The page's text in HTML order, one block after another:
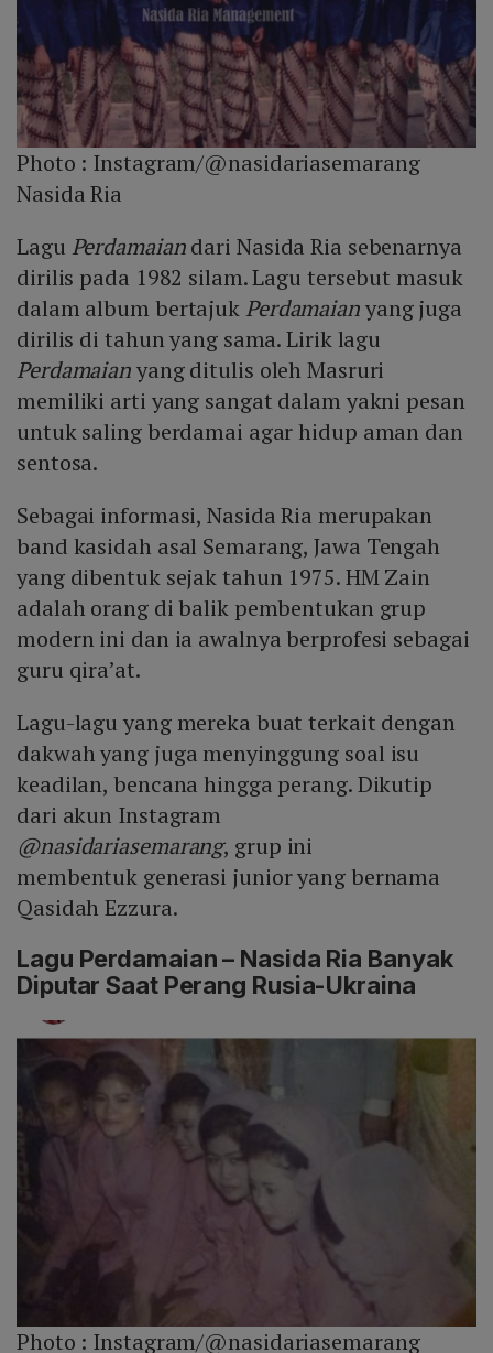
Photo : Instagram/@nasidariasemarang
Nasida Ria
Lagu Perdamaiandari Nasida Ria sebenarnya
dirilis pada 1982 silam. Lagu tersebut masuk
dalam album bertajuk Perdamaianyang juga
dirilis di tahun yang sama. Lirik lagu
Perdamaianyang ditulis oleh Masruri
memiliki arti yang sangat dalam yakni pesan
untuk saling berdamai agar hidup aman dan
sentosa.
Sebagai informasi, Nasida Ria merupakan
band kasidah asal Semarang, Jawa Tengah
yang dibentuk sejak tahun 1975. HM Zain
adalah orang di balik pembentukan grup
modern ini dan ia awalnya berprofesi sebagai
guru qira’at.
Lagu-lagu yang mereka buat terkait dengan
dakwah yang juga menyinggung soal isu
keadilan, bencana hingga perang. Dikutip
dari akun Instagram
@nasidariasemarang, grup ini
membentuk generasi junior yang bernama
Qasidah Ezzura.
Lagu Perdamaian – Nasida Ria Banyak
Diputar Saat Perang Rusia-Ukraina
Photo : Instagram/@nasidariasemarang